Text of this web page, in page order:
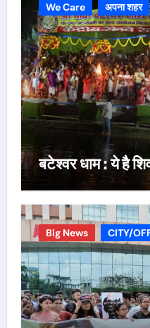
We Care अपना शहर
बटेश्वर धाम : ये है
Big News CITY/